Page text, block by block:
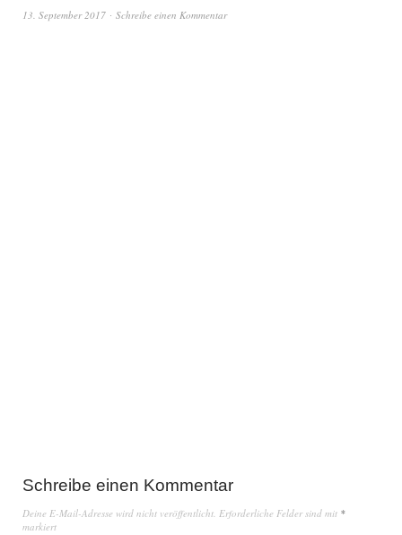
13. September 2017 Schreibe einen Kommentar
Schreibe einen Kommentar
Deine E-Mail-Adresse wird nicht veröffentlicht. Erforderliche Felder sind mit *
markiert